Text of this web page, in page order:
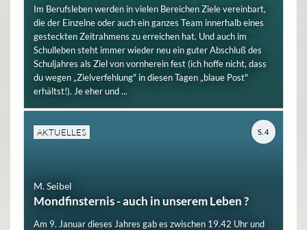
Im Berufsleben werden in vielen Bereichen Ziele vereinbart,
die der Einzelne oder auch ein ganzes Team innerhalb eines
gesteckten Zeitrahmens zu erreichen hat. Und auch im
Schulleben steht immer wieder neu ein guter Abschluß des
Schuljahres als Ziel von vornherein fest (ich hoffe nicht, dass
du wegen „Zielverfehlung" in diesen Tagen „blaue Post"
erhältst!). Je eher und ...
AKTUELLES
M. Seibel
Mondfinsternis - auch in unserem Leben ?
Am 9. Januar dieses Jahres gab es zwischen 19.42 Uhr und
S. 4